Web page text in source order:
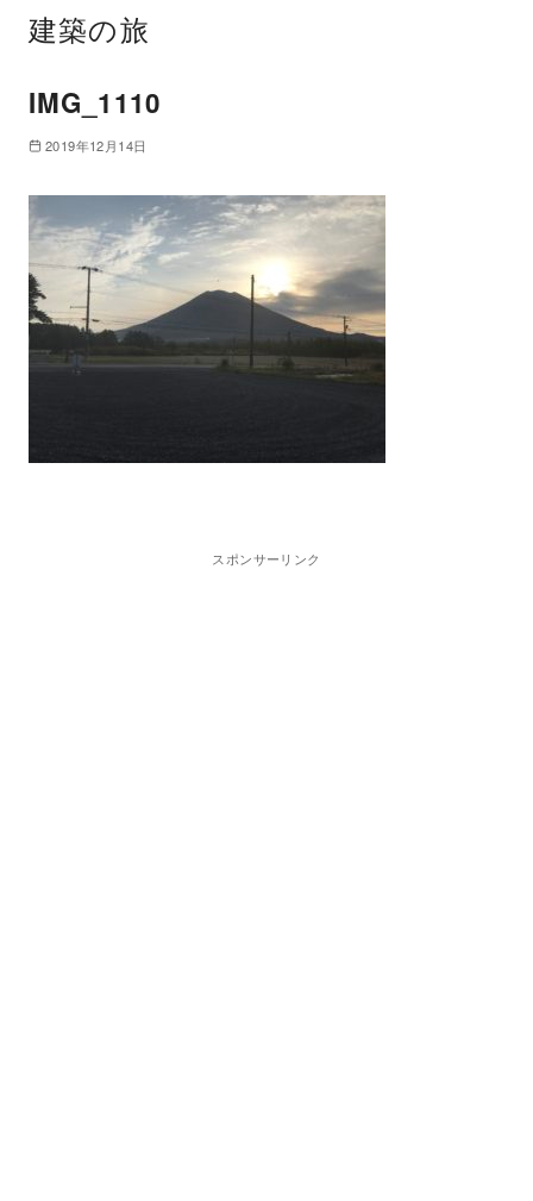
建築の旅
IMG_1110
2019年12月14日
スポンサーリンク